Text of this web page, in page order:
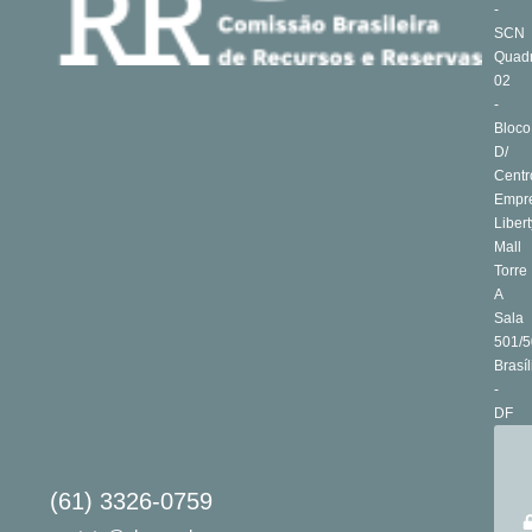
(61) 3326-0759
-
SCN
02
-
Bloco
D/
Mall
Torre
A
Sala
501/
-
DF